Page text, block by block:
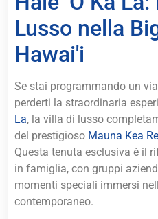
Lusso nella
Hawai'i
Se stai programmando un
perderti la straordinaria
La, la villa di lusso
del prestigioso Mauna Kea
Questa tenuta esclusiva è il
in famiglia, con gruppi
momenti speciali immersi
contemporaneo.